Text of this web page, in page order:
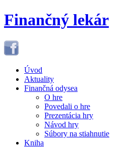
Finančný lekár
Úvod
Aktuality
Finančná odysea
O hre
Povedali o hre
Prezentácia hry
Návod hry
Súbory na stiahnutie
Kniha